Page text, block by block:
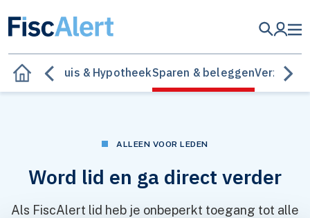
Huis & HypotheekSparen & beleggen
ALLEEN VOOR LEDEN
Word lid en ga direct verder
Als FiscAlert lid heb je onbeperkt toegang tot alle